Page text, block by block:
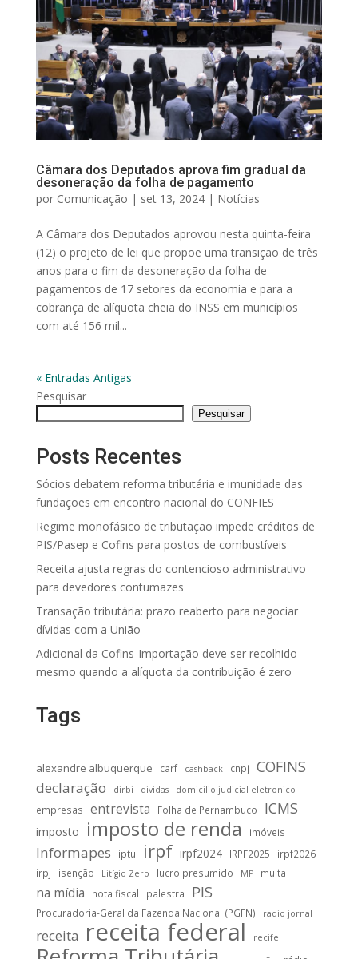
Câmara dos Deputados aprova fim gradual da
desoneração da folha de pagamento
por Comunicação | set 13, 2024| Notícias
A Câmara dos Deputados aprovou nesta quinta-feira
(12) o projeto de lei que propõe uma transição de três
anos para o fim da desoneração da folha de
pagamentos de 17 setores da economia e para a
cobrança de alíquota cheia do INSS em municípios
com até 156 mil...
« Entradas Antigas
Pesquisar
Pesquisar
Posts Recentes
Sócios debatem reforma tributária e imunidade das
fundações em encontro nacional do CONFIES
Regime monofásico de tributação impede créditos de
PIS/Pasep e Cofins para postos de combustíveis
Receita ajusta regras do contencioso administrativo
para devedores contumazes
Transação tributária: prazo reaberto para negociar
dívidas com a União
Adicional da Cofins-Importação deve ser recolhido
mesmo quando a alíquota da contribuição é zero
Tags
alexandre albuquerque carf cashback cnpj COFINS
declaração dirbi dividas domicilio judicial eletronico
empresas entrevista Folha de Pernambuco ICMS
imposto imposto de renda imóveis
Informapes iptu irpf irpf2024 IRPF2025
irpf2026
irpj
isenção Litígio Zero lucro presumido MP multa
na mídia nota fiscal palestra PIS
Procuradoria-Geral da Fazenda Nacional (PGFN) radio jornal
receita receita federal recife